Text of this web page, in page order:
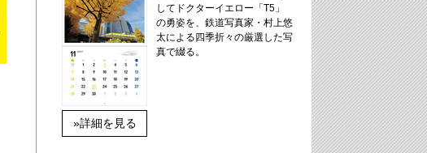
»詳細を見る
してドクターイエロー「T5」
の勇姿を、鉄道写真家・村上悠
太による四季折々の厳選した写
真で綴る。